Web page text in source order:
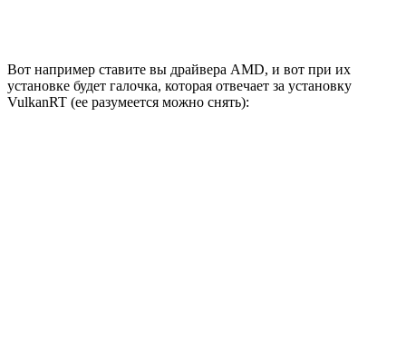
Вот например ставите вы драйвера AMD, и вот при их
установке будет галочка, которая отвечает за установку
VulkanRT (ее разумеется можно снять):